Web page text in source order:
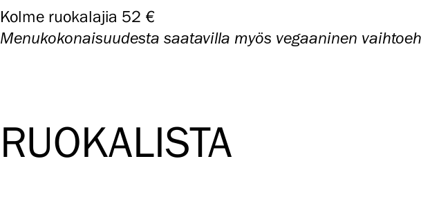
Kolme ruokalajia 52 €
Menukokonaisuudesta saatavilla myös vegaaninen
RUOKALISTA